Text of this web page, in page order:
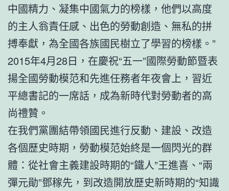
中國精力、凝集中國氣力的榜樣，他們以高度
的主人翁責任感、出色的勞動創造、無私的拼
搏奉獻，為全國各族國民樹立了學習的榜樣。”
2015年4月28日，在慶祝“五一”國際勞動節暨表
揚全國勞動模范和先進任務者年夜會上，習近
平總書記的一席話，成為新時代對勞動者的高
尚禮贊。
在我們黨團結帶領國民進行反動、建設、改造
各個歷史時期，勞動模范始終是一個閃光的群
體：從社會主義建設時期的“鐵人”王進喜、“兩
彈元勛”鄧稼先，到改造開放歷史新時期的“知識